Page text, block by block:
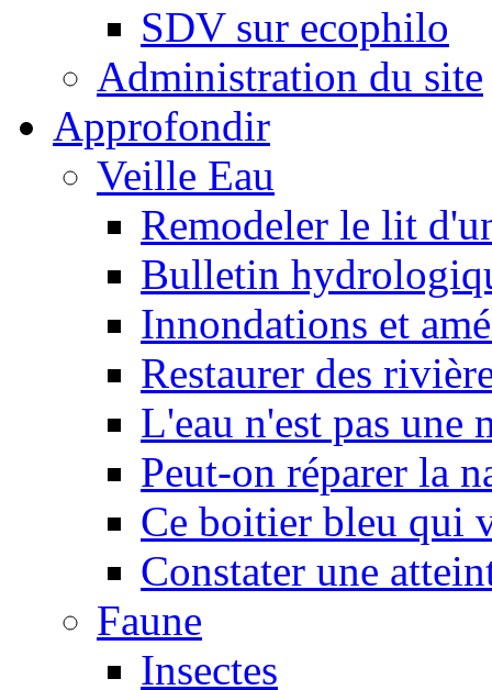
SDV sur ecophilo
Administration du site
Approfondir
Veille Eau
Remodeler le lit
Bulletin
Innondations et
Restaurer des
L'eau n'est pas une
Peut-on réparer la
Ce boitier bleu qui
Constater une
Faune
Insectes